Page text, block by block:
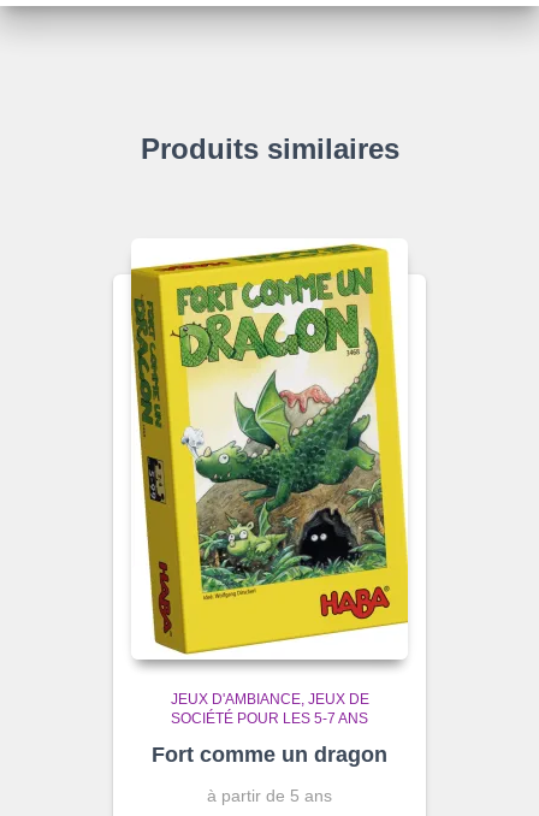
Produits similaires
JEUX D'AMBIANCE JEUX DE
SOCIÉTÉ POUR LES 5-7 ANS
Fort comme un dragon
à partir de 5 ans